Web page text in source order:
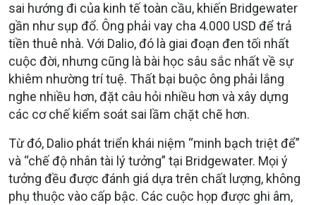
sai hướng đi của kinh tế toàn cầu, khiến Bridgewater
gần như sụp đổ. Ông phải vay cha 4.000 USD để trả
tiền thuê nhà. Với Dalio, đó là giai đoạn đen tối nhất
cuộc đời, nhưng cũng là bài học sâu sắc nhất về sự
khiêm nhường trí tuệ. Thất bại buộc ông phải lắng
nghe nhiều hơn, đặt câu hỏi nhiều hơn và xây dựng
các cơ chế kiểm soát sai lầm chặt chẽ hơn.
Từ đó, Dalio phát triển khái niệm “minh bạch triệt để”
và “chế độ nhân tài lý tưởng” tại Bridgewater. Mọi ý
tưởng đều được đánh giá dựa trên chất lượng, không
phụ thuộc vào cấp bậc. Các cuộc họp được ghi âm,